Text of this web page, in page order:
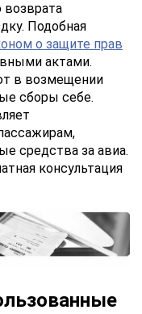
Подобная
о защите прав
актами.
в возмещении
сборы себе.
средства за авиа.
консультация